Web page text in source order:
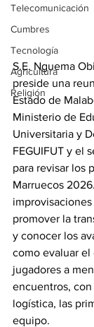
Telecomunicación
Cumbres
Tecnología
Agricultura
Religión
S.E. Nguema
preside una
Estado de
Ministerio de
Universitaria y
FEGUIFUT y el
para revisar los
Marruecos
promover la
y conocer los
como evaluar el
jugadores a
encuentros,
logística, las
equipo.